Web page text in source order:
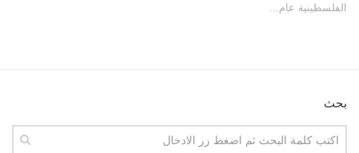
ركن الأطفال
أخرى
صور انتهاكات صهيونية
الفلسطينية عام...
بحث